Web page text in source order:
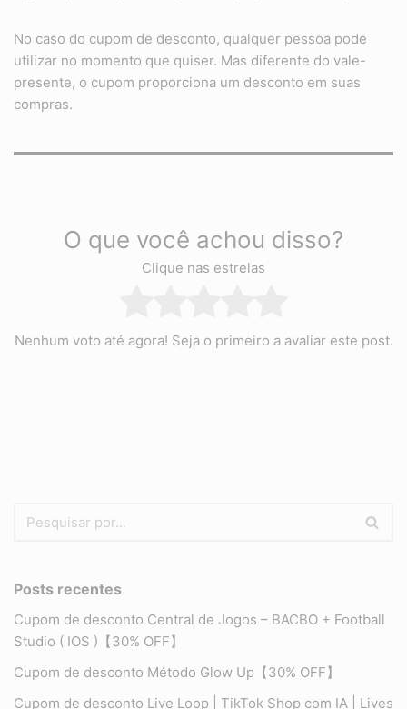
No caso do cupom de desconto, qualquer pessoa pode
utilizar no momento que quiser. Mas diferente do vale-
presente, o cupom proporciona um desconto em suas
compras.
O que você achou disso?
Clique nas estrelas
Nenhum voto até agora! Seja o primeiro a avaliar este post.
Posts recentes
Cupom de desconto Central de Jogos – BACBO + Football
Studio ( IOS )【30% OFF】
Cupom de desconto Método Glow Up【30% OFF】
Cupom de desconto Live Loop | TikTok Shop com IA | Lives